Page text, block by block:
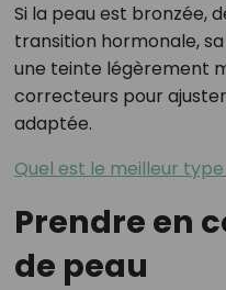
Si la peau est bronzée,
transition hormonale,
une teinte légèrement
correcteurs pour
adaptée.
Quel est le meilleur
Prendre en
de peau